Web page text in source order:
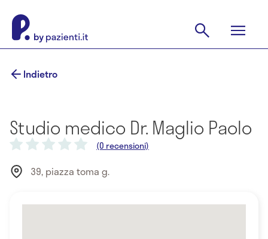
Indietro
Studio medico Dr. Maglio Paolo
(0 recensioni)
39, piazza toma g.